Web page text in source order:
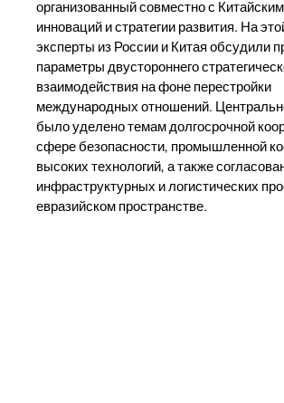
организованный совместно с
инноваций и стратегии развития. На
эксперты из России и Китая обсудили
параметры двустороннего
взаимодействия на фоне перестройки
международных отношений.
было уделено темам долгосрочной
сфере безопасности, промышленной
высоких технологий, а также
инфраструктурных и логистических
евразийском пространстве.